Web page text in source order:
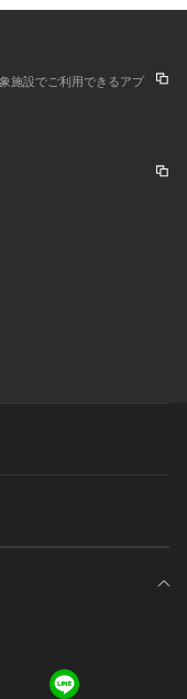
施設でご利用できるアプ